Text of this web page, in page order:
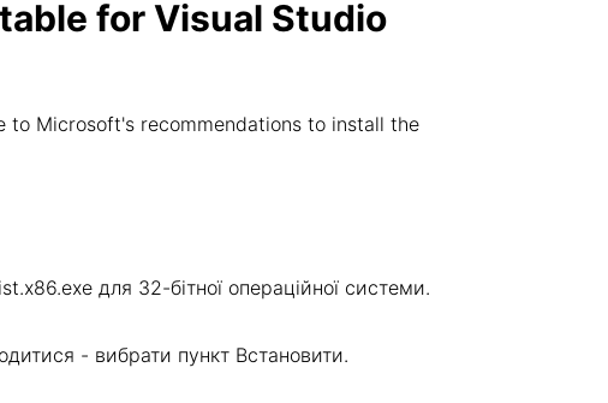
for Visual Studio
to Microsoft's recommendations to install the
для 32-бітної операційної системи.
- вибрати пункт Встановити.